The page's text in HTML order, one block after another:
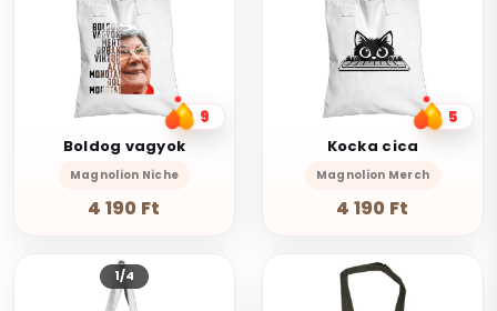
9
Boldog vagyok
Magnolion Niche
4 190 Ft
5
Kocka cica
Magnolion Merch
4 190 Ft
1/4